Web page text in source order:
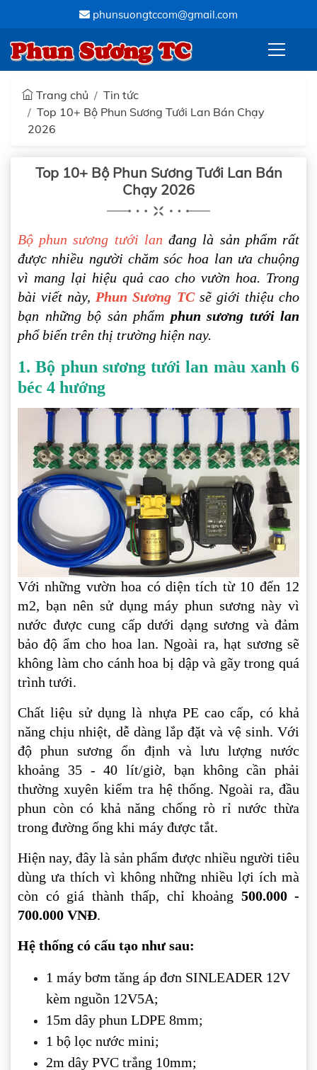
phunsuongtccom@gmail.com
Phun Sương TC
Trang chủ
Tin tức
Top 10+ Bộ Phun Sương Tưới Lan Bán Chạy
2026
Top 10+ Bộ Phun Sương Tưới Lan Bán
Chạy 2026
Bộ phun sương tưới lan đang là sản phẩm rất
được nhiều người chăm sóc hoa lan ưa chuộng
vì mang lại hiệu quả cao cho vườn hoa. Trong
bài viết này, Phun Sương TCsẽ giới thiệu cho
bạn những bộ sản phẩm phun sương tưới lan
phổ biến trên thị trường hiện nay.
1. Bộ phun sương tưới lan màu xanh 6
béc 4 hướng
Với những vườn hoa có diện tích từ 10 đến 12
m2, bạn nên sử dụng máy phun sương này vì
nước được cung cấp dưới dạng sương và đảm
bảo độ ẩm cho hoa lan. Ngoài ra, hạt sương sẽ
không làm cho cánh hoa bị dập và gãy trong quá
trình tưới.
Chất liệu sử dụng là nhựa PE cao cấp, có khả
năng chịu nhiệt, dễ dàng lắp đặt và vệ sinh. Với
độ phun sương ổn định và lưu lượng nước
khoảng 35 - 40 lít/giờ, bạn không cần phải
thường xuyên kiểm tra hệ thống. Ngoài ra, đầu
phun còn có khả năng chống rò rỉ nước thừa
trong đường ống khi máy được tắt.
Hiện nay, đây là sản phẩm được nhiều người tiêu
dùng ưa thích vì không những nhiều lợi ích mà
còn có giá thành thấp, chỉ khoảng 500.000 -
700.000 VNĐ.
Hệ thống có cấu tạo như sau:
1 máy bơm tăng áp đơn SINLEADER 12V
kèm nguồn 12V5A;
15m dây phun LDPE 8mm;
1 bộ lọc nước mini;
2m dây PVC trắng 10mm;